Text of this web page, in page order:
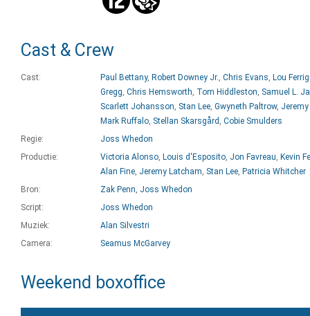
Cast & Crew
Cast: Paul Bettany, Robert Downey Jr., Chris Evans, Lou
Gregg, Chris Hemsworth, Tom Hiddleston, Samuel L.
Scarlett Johansson, Stan Lee, Gwyneth Paltrow, Jeremy
Mark Ruffalo, Stellan Skarsgård , Cobie Smulders
Regie:
Joss Whedon
Productie:
Victoria Alonso, Louis d'Esposito, Jon Favreau, Kevin
Alan Fine, Jeremy Latcham, Stan Lee, Patricia Whitcher
Bron:
Zak Penn, Joss Whedon
Script:
Joss Whedon
Muziek:
Alan Silvestri
Camera:
Seamus McGarvey
Weekend boxoffice